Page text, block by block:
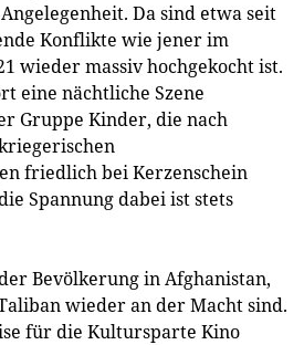
Da sind etwa seit
Konflikte wie jener im
wieder massiv hochgekocht ist.
eine nächtliche Szene
Gruppe Kinder, die nach
friedlich bei Kerzenschein
Spannung dabei ist stets
Bevölkerung in Afghanistan,
wieder an der Macht sind.
für die Kultursparte Kino